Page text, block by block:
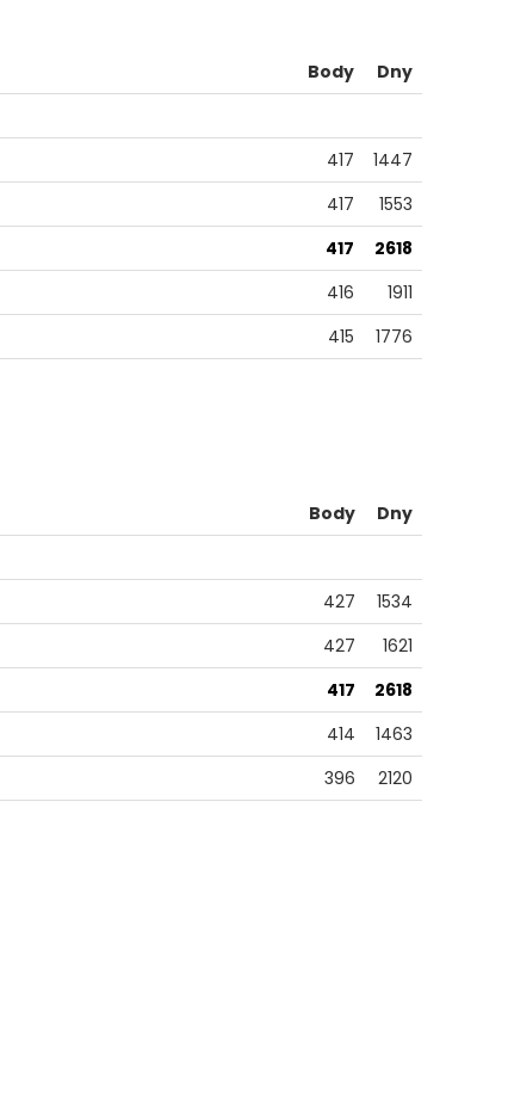
Body
Dny
417
1447
417
1553
417
2618
416
1911
415
1776
Body
Dny
427
1534
427
1621
417
2618
414
1463
396
2120